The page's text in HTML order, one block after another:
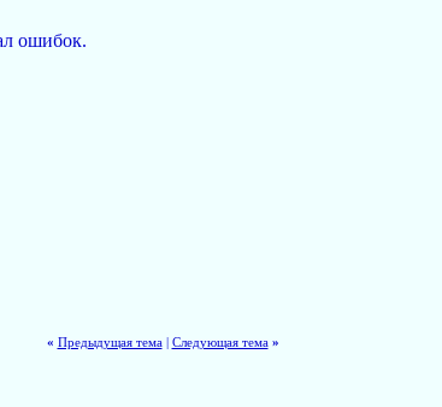
ошибок.
« Предыдущая тема| Следующая тема »